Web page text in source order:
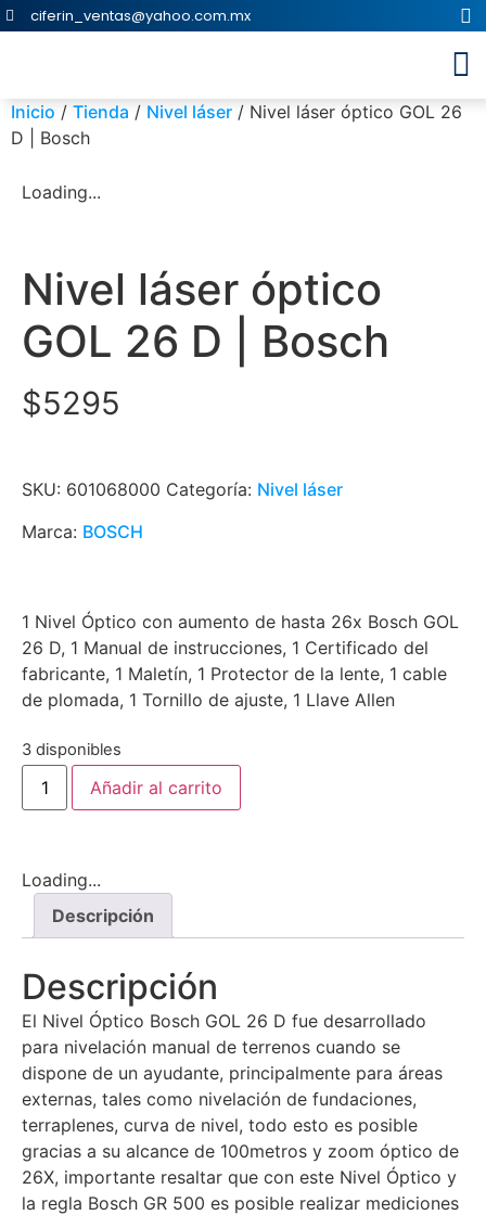
ciferin_ventas@yahoo.com.mx
Inicio / Tienda / Nivel láser / Nivel láser óptico GOL 26
D | Bosch
Loading...
Nivel láser óptico
GOL 26 D | Bosch
$5295
SKU: 601068000 Categoría: Nivel láser
Marca: BOSCH
1 Nivel Óptico con aumento de hasta 26x Bosch GOL
26 D, 1 Manual de instrucciones, 1 Certificado del
fabricante, 1 Maletín, 1 Protector de la lente, 1 cable
de plomada, 1 Tornillo de ajuste, 1 Llave Allen
3 disponibles
Añadir al carrito
Loading...
Descripción
Descripción
El Nivel Óptico Bosch GOL 26 D fue desarrollado
para nivelación manual de terrenos cuando se
dispone de un ayudante, principalmente para áreas
externas, tales como nivelación de fundaciones,
terraplenes, curva de nivel, todo esto es posible
gracias a su alcance de 100metros y zoom óptico de
26X, importante resaltar que con este Nivel Óptico y
la regla Bosch GR 500 es posible realizar mediciones